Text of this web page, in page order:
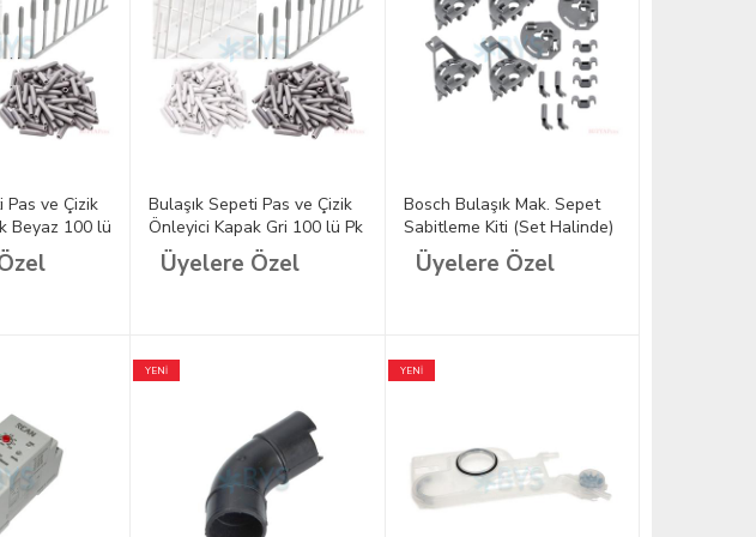
Pas ve Çizik
Beyaz 100 lü
Bulaşık Sepeti Pas ve Çizik
Önleyici Kapak Gri 100 lü Pk
Üyelere Özel
Bosch Bulaşık Mak. Sepet
Sabitleme Kiti (Set Halinde)
418675
Üyelere Özel
YENİ YENİ